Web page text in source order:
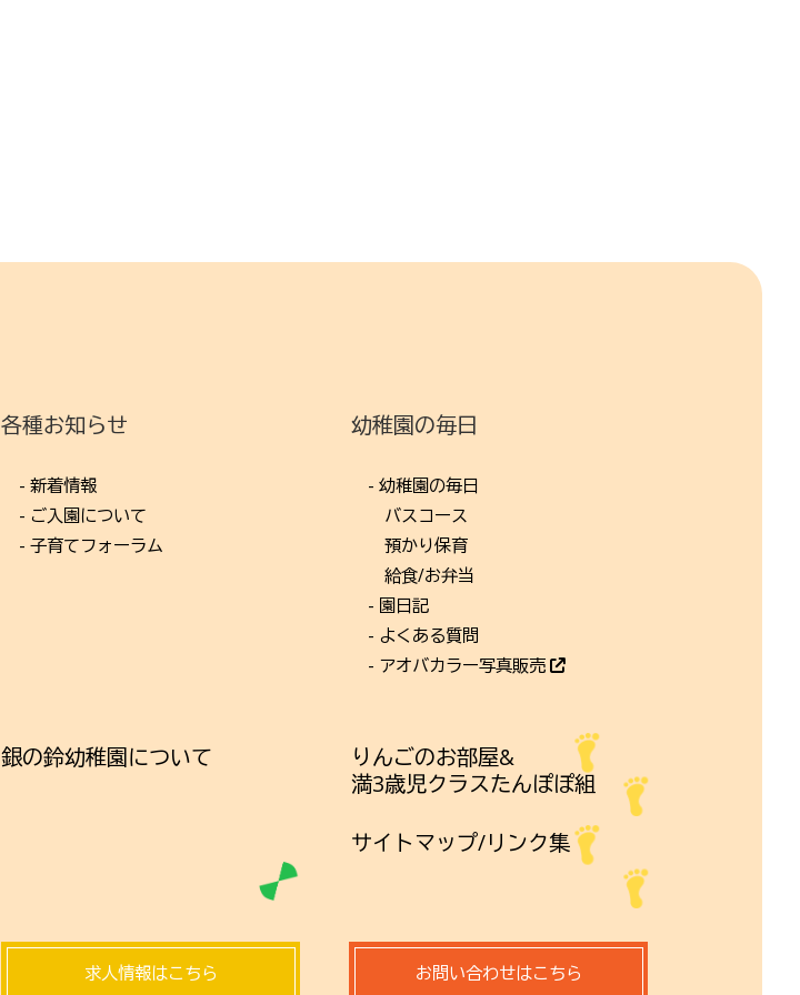
各種お知らせ
- 新着情報
- ご入園について
- 子育てフォーラム
幼稚園の毎日
- 幼稚園の毎日
バスコース
預かり保育
給食/お弁当
- 園日記
- よくある質問
- アオバカラー写真販売
銀の鈴幼稚園について
りんごのお部屋&
満3歳児クラスたんぽぽ組
サイトマップ/リンク集
求人情報はこちら お問い合わせはこちら